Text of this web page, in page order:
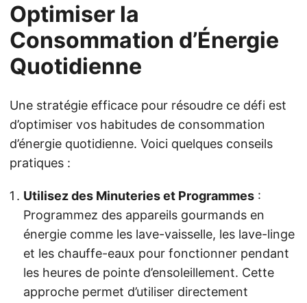
Optimiser la
Consommation d’Énergie
Quotidienne
Une stratégie efficace pour résoudre ce défi est
d’optimiser vos habitudes de consommation
d’énergie quotidienne. Voici quelques conseils
pratiques :
Utilisez des Minuteries et Programmes :
Programmez des appareils gourmands en
énergie comme les lave-vaisselle, les lave-linge
et les chauffe-eaux pour fonctionner pendant
les heures de pointe d’ensoleillement. Cette
approche permet d’utiliser directement